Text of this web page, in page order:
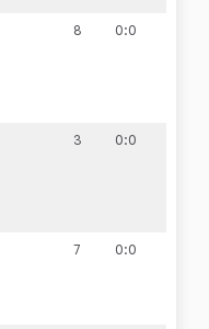
8 0:0
3 0:0
7 0:0